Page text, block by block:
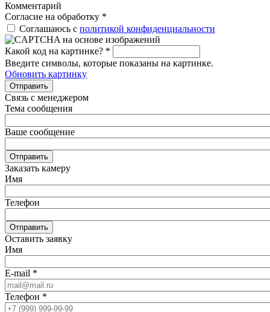
Комментарий
Согласие на обработку *
Соглашаюсь с политикой конфиденциальности
Какой код на картинке? *
Введите символы, которые показаны на картинке.
Обновить картинку
Отправить
Связь с менеджером
Тема сообщения
Ваше сообщение
Отправить
Заказать камеру
Имя
Телефон
Отправить
Оставить заявку
Имя
E-mail *
Телефон *